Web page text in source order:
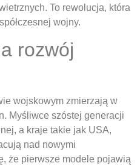
To rewolucja, która
wojny.
rozwój
wojskowym zmierzają w
Myśliwce szóstej generacji
a kraje takie jak USA,
nad nowymi
że pierwsze modele pojawią